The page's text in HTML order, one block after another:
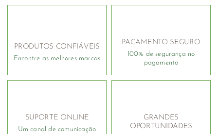
PRODUTOS CONFIÁVEIS
Encontre as melhores marcas
PAGAMENTO SEGURO
100% de segurança no
pagamento
SUPORTE ONLINE
Um canal de comunicação
GRANDES
OPORTUNIDADES